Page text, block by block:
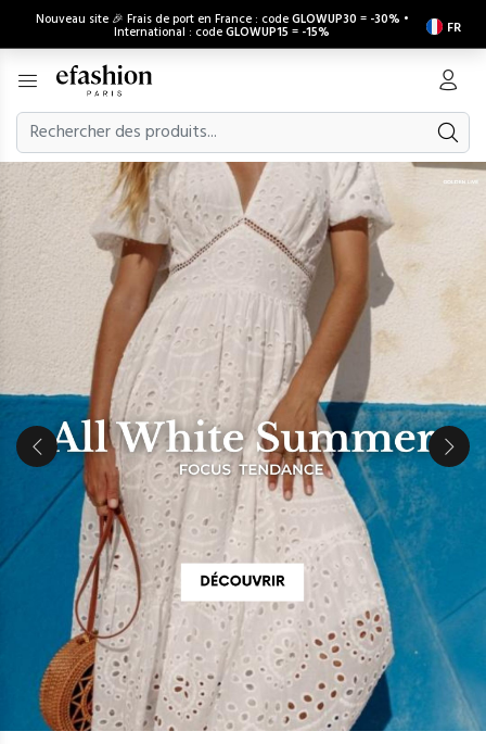
Nouveau site 🎉 Frais de port en France : codeGLOWUP30 = -30% •
International : codeGLOWUP15 = -15% FR